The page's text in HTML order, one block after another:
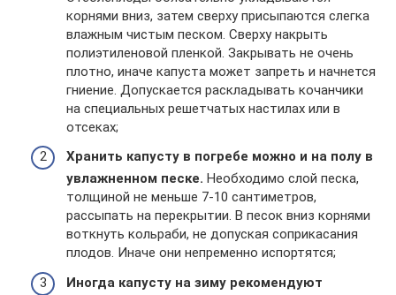
корнями вниз, затем сверху присыпаются слегка
влажным чистым песком. Сверху накрыть
полиэтиленовой пленкой. Закрывать не очень
плотно, иначе капуста может запреть и начнется
гниение. Допускается раскладывать кочанчики
на специальных решетчатых настилах или в
отсеках;
Хранить капусту в погребе можно и на полу в
увлажненном песке. Необходимо слой песка,
толщиной не меньше 7-10 сантиметров,
рассыпать на перекрытии. В песок вниз корнями
воткнуть кольраби, не допуская соприкасания
плодов. Иначе они непременно испортятся;
Иногда капусту на зиму рекомендуют